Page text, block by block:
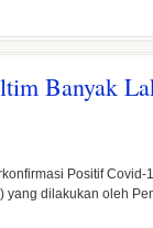
Banyak
Positif Covid-
dilakukan oleh